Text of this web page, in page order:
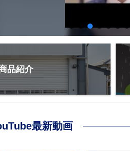
品紹介
最新動画